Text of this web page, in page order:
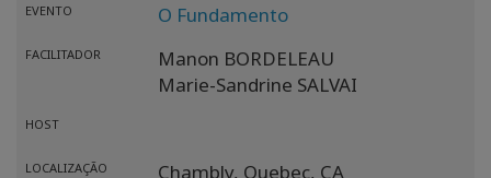
EVENTO O Fundamento
FACILITADOR
Manon BORDELEAU
Marie-Sandrine SALVAI
HOST
LOCALIZAÇÃO Chambly, Quebec, CA